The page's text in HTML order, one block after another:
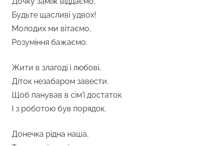
Будьте щасливі удвох!
Молодих ми вітаємо,
Розуміння бажаємо.
Жити в злагоді і любові,
Діток незабаром завести.
Щоб панував в сім’ї достаток
І з роботою був порядок.
Донечка рідна наша,